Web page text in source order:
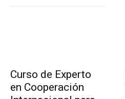
Curso de Experto
en Cooperación